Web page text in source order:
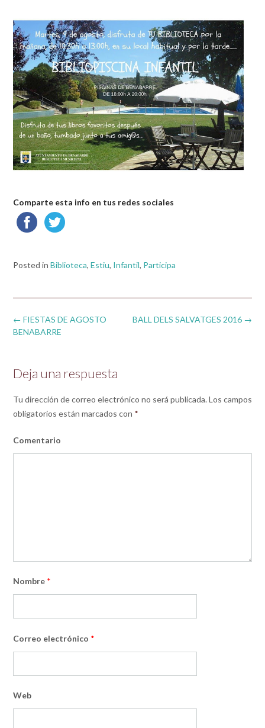
Comparte esta info en tus redes sociales
Posted in Biblioteca, Estiu, Infantil, Participa
Post
navigation
BALL DELS SALVATGES 2016 →
← FIESTAS DE AGOSTO
BENABARRE
Deja una respuesta
Tu dirección de correo electrónico no será publicada. Los campos
obligatorios están marcados con *
Comentario
Nombre *
Correo electrónico *
Web